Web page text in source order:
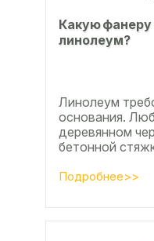
Какую фанеру
линолеум?
Линолеум
основания.
деревянном
бетонной
Подробнее>>